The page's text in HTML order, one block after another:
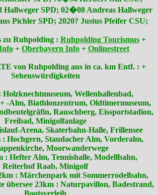
SPD; 02�08 Andreas Hallweger
Pichler SPD; 2020? Justus Pfeifer CSU;
zu Ruhpolding : Ruhpolding Tourismus+
+ Oberbayern Info+ Onlinestreet
von Ruhpolding aus in ca. km Entf. : +
Sehenswürdigkeiten
Wellenhallenbad,
-Alm, Biathlonzentrum, Oldtimermuseum,
Rauschberg, Eissportstadion,
Freibad, Minigolfanlage
Arena, Skaterbahn-Halle, Frillensee
: Hochgern, Staudacher Alm, Vorderalm,
Moorwanderwege
: Hefter Alm, Tennishalle, Modellbahn,
Reiterhof Raab, Minigolf
: Märchenpark mit Sommerrodelbahn,
übersee 23km : Naturpavillon, Badestrand,
Bootsverleih